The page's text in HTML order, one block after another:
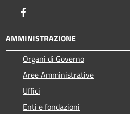
AMMINISTRAZIONE
Organi di Governo
Aree Amministrative
Uffici
Enti e fondazioni